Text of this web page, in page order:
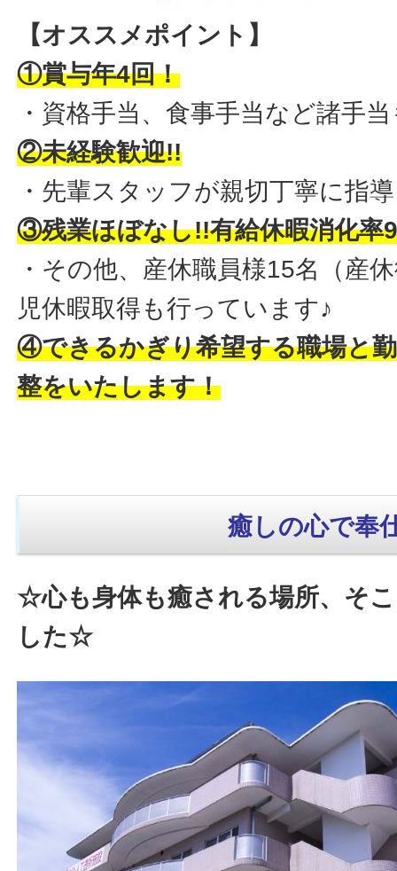
【オススメポイント】
①賞与年4回！
・資格手当、食事手当など諸手
②未経験歓迎!!
・先輩スタッフが親切丁寧に指
③残業ほぼなし!!有給休暇消化率
・その他、産休職員様15名（産
児休暇取得も行っています♪
④できるかぎり希望する職場と
整をいたします！
癒しの心で奉
☆心も身体も癒される場所、そ
した☆